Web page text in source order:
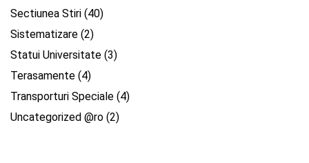
Sectiunea Stiri (40)
Sistematizare (2)
Statui Universitate (3)
Terasamente (4)
Transporturi Speciale (4)
Uncategorized @ro (2)